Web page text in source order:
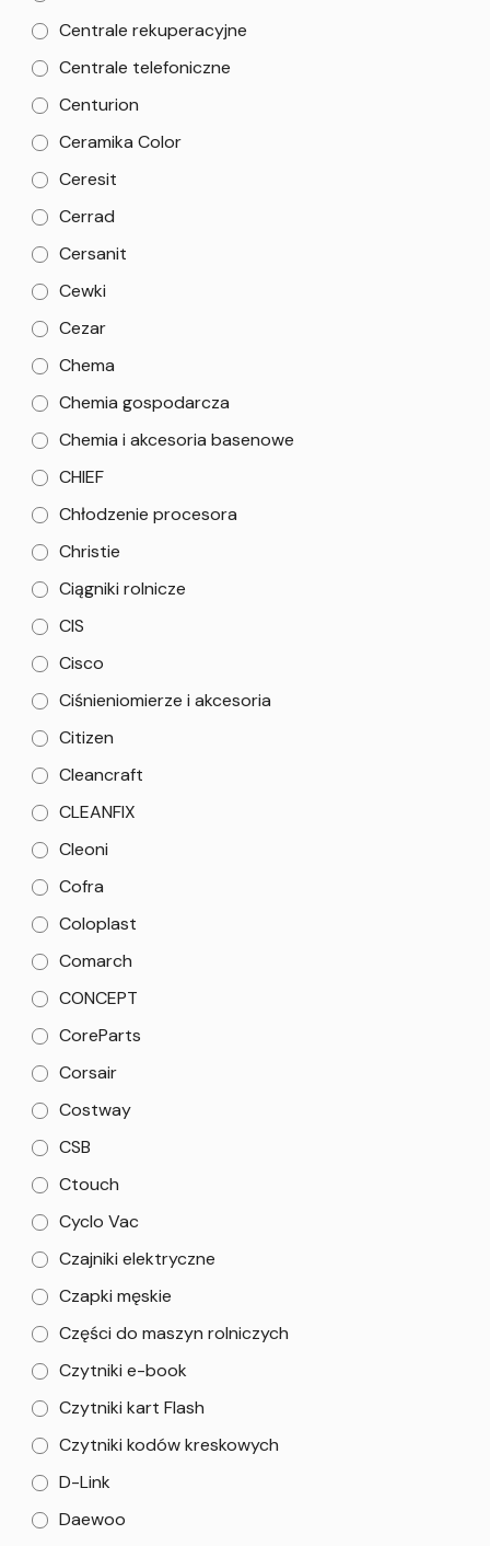
Centrale rekuperacyjne
Centrale telefoniczne
Centurion
Ceramika Color
Ceresit
Cerrad
Cersanit
Cewki
Cezar
Chema
Chemia gospodarcza
Chemia i akcesoria basenowe
CHIEF
Chłodzenie procesora
Christie
Ciągniki rolnicze
CIS
Cisco
Ciśnieniomierze i akcesoria
Citizen
Cleancraft
CLEANFIX
Cleoni
Cofra
Coloplast
Comarch
CONCEPT
CoreParts
Corsair
Costway
CSB
Ctouch
Cyclo Vac
Czajniki elektryczne
Czapki męskie
Części do maszyn rolniczych
Czytniki e-book
Czytniki kart Flash
Czytniki kodów kreskowych
D-Link
Daewoo